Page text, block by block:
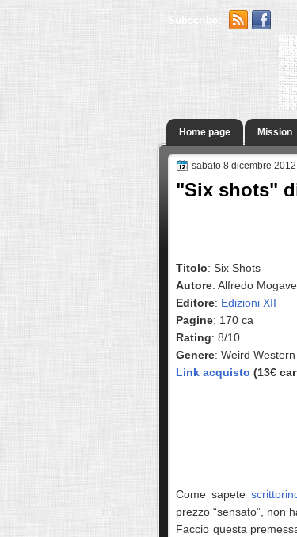
Subscribe:
Home page Mission
sabato 8 dicembre 2012
"Six shots"
Titolo: Six Shots
Autore: Alfredo
Editore: Edizioni XII
Pagine: 170 ca
Rating: 8/10
Genere: Weird Western
Link acquisto (13€
Come sapete
prezzo “sensato”, non
Faccio questa